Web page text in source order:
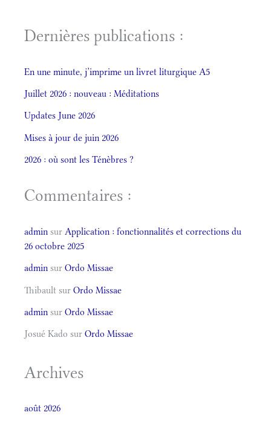
Dernières publications :
En une minute, j’imprime un livret liturgique A5
Juillet 2026 : nouveau : Méditations
Updates June 2026
Mises à jour de juin 2026
2026 : où sont les Ténèbres ?
Commentaires :
admin sur Application : fonctionnalités et corrections du
26 octobre 2025
admin sur Ordo Missae
Thibault sur Ordo Missae
admin sur Ordo Missae
Josué Kado sur Ordo Missae
Archives
août 2026